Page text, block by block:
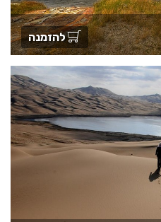
להזמנה